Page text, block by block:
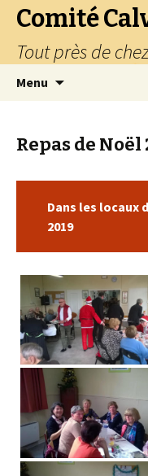
Comité
Tout près de
Menu
Repas de Noël
Dans les locaux
2019